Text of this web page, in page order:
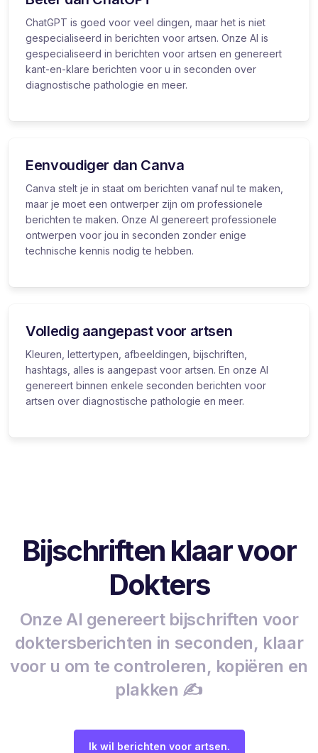
ChatGPT is goed voor veel dingen, maar het is niet
gespecialiseerd in berichten voor artsen. Onze AI is
gespecialiseerd in berichten voor artsen en genereert
kant-en-klare berichten voor u in seconden over
diagnostische pathologie en meer.
Eenvoudiger dan Canva
Canva stelt je in staat om berichten vanaf nul te maken,
maar je moet een ontwerper zijn om professionele
berichten te maken. Onze AI genereert professionele
ontwerpen voor jou in seconden zonder enige
technische kennis nodig te hebben.
Volledig aangepast voor artsen
Kleuren, lettertypen, afbeeldingen, bijschriften,
hashtags, alles is aangepast voor artsen. En onze AI
genereert binnen enkele seconden berichten voor
artsen over diagnostische pathologie en meer.
Bijschriften klaar voor
Dokters
Onze AI genereert bijschriften voor
doktersberichten in seconden, klaar
voor u om te controleren, kopiëren en
plakken ✍️
Ik wil berichten voor artsen.